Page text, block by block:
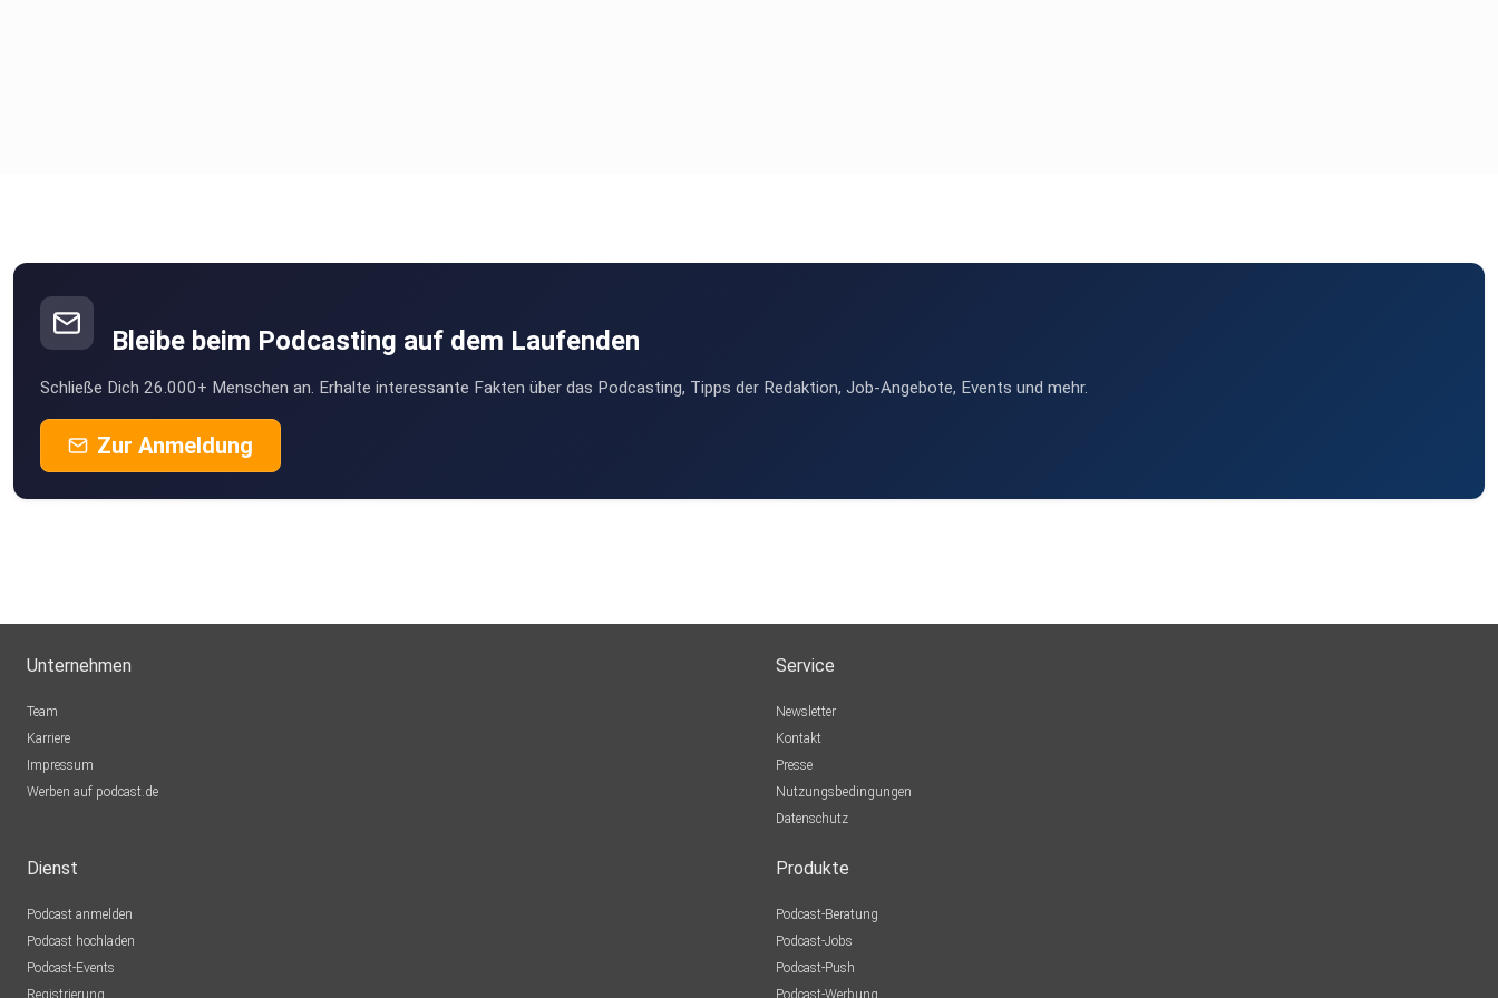
Bleibe beim Podcasting auf dem Laufenden
Schließe Dich 26.000+ Menschen an. Erhalte interessante Fakten über das Podcasting, Tipps der Redaktion, Job-Angebote, Events und mehr.
Zur Anmeldung
Unternehmen
Team
Karriere
Impressum
Werben auf podcast.de
Service
Newsletter
Kontakt
Presse
Nutzungsbedingungen
Datenschutz
Dienst
Podcast anmelden
Podcast hochladen
Podcast-Events
Registrierung
Produkte
Podcast-Beratung
Podcast-Jobs
Podcast-Push
Podcast-Werbung